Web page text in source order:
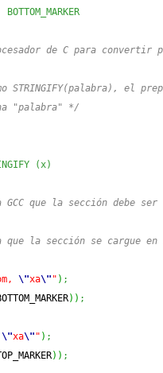
de C para convertir
STRINGIFY(palabra), el
"palabra" */
(x)
que la sección debe ser
la sección se cargue en
\"xa\" " ) ;
) ) ;
\"xa\" " ) ;
) ) ;